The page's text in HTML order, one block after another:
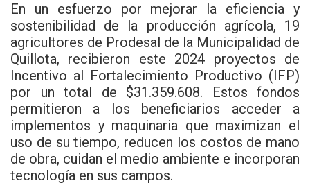
En un esfuerzo por mejorar la eficiencia y
sostenibilidad de la producción agrícola, 19
agricultores de Prodesal de la Municipalidad de
Quillota, recibieron este 2024 proyectos de
Incentivo al Fortalecimiento Productivo (IFP)
por un total de $31.359.608. Estos fondos
permitieron a los beneficiarios acceder a
implementos y maquinaria que maximizan el
uso de su tiempo, reducen los costos de mano
de obra, cuidan el medio ambiente e incorporan
tecnología en sus campos.